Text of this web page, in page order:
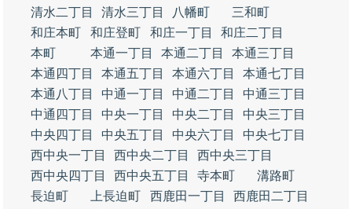
清水二丁目 清水三丁目 八幡町
三和町
和庄本町
和庄登町 和庄一丁目
和庄二丁目
本町
本通一丁目 本通二丁目
本通三丁目
本通四丁目
本通五丁目 本通六丁目
本通七丁目
本通八丁目
中通一丁目 中通二丁目
中通三丁目
中通四丁目
中央一丁目 中央二丁目
中央三丁目
中央四丁目
中央五丁目 中央六丁目
中央七丁目
西中央一丁目
西中央二丁目
西中央三丁目
西中央四丁目
西中央五丁目 寺本町
溝路町
長迫町
上長迫町 西鹿田一丁目
西鹿田二丁目